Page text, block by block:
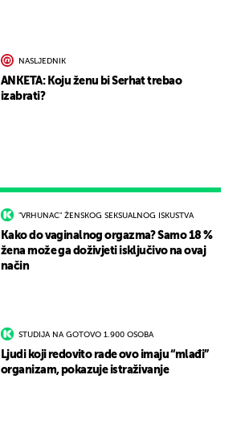
"VRHUNAC" ŽENSKOG SEKSUALNOG ISKUSTVA
Kako do vaginalnog orgazma? Samo 18 %
žena može ga doživjeti isključivo na ovaj
način
STUDIJA NA GOTOVO 1.900 OSOBA
Ljudi koji redovito rade ovo imaju “mlađi”
organizam, pokazuje istraživanje
NASLJEDNIK
ANKETA: Koju ženu bi Serhat trebao
izabrati?